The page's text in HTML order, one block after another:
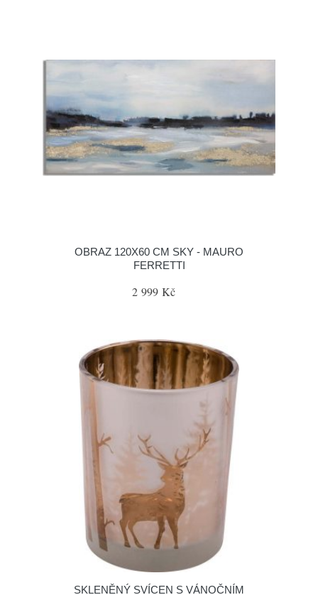
OBRAZ 120X60 CM SKY - MAURO
FERRETTI
2 999 Kč
SKLENĚNÝ SVÍCEN S VÁNOČNÍM